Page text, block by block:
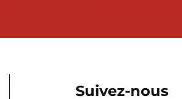
Suivez-nous